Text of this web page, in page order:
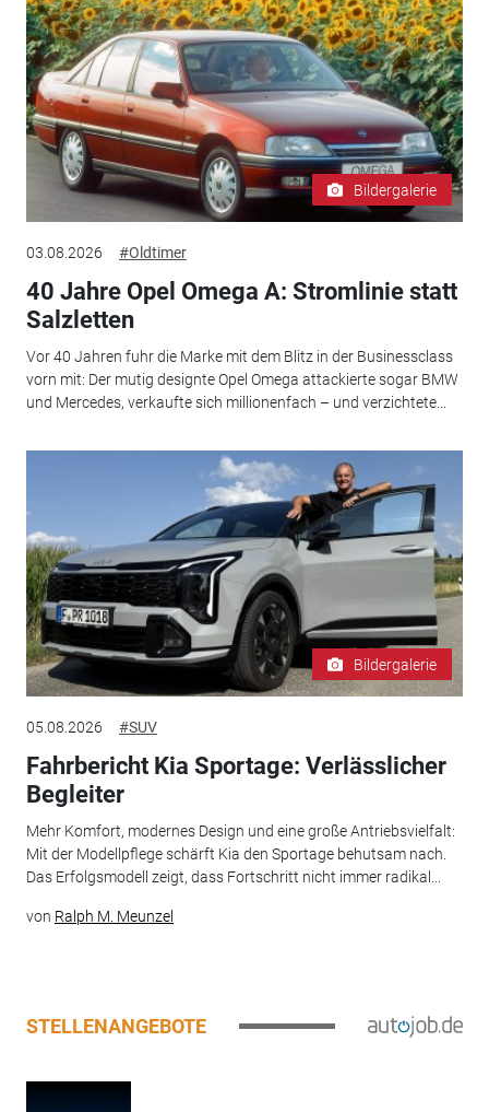
Bildergalerie
03.08.2026 #Oldtimer
40 Jahre Opel Omega A: Stromlinie statt
Salzletten
Vor 40 Jahren fuhr die Marke mit dem Blitz in der Businessclass
vorn mit: Der mutig designte Opel Omega attackierte sogar BMW
und Mercedes, verkaufte sich millionenfach – und verzichtete...
Bildergalerie
05.08.2026 #SUV
Fahrbericht Kia Sportage: Verlässlicher
Begleiter
Mehr Komfort, modernes Design und eine große Antriebsvielfalt:
Mit der Modellpflege schärft Kia den Sportage behutsam nach.
Das Erfolgsmodell zeigt, dass Fortschritt nicht immer radikal...
von Ralph M. Meunzel
STELLENANGEBOTE